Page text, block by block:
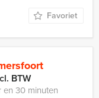
Favoriet
BTW
en 30 minuten